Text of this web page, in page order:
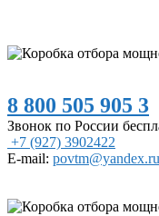
8 800 505 905 3
Звонок по России
+7 (927) 3902422
E-mail: povtm@yandex.ru